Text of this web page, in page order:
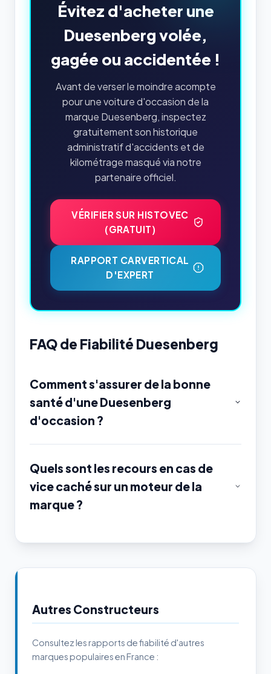
Évitez d'acheter une
Duesenberg volée,
gagée ou accidentée !
Avant de verser le moindre acompte
pour une voiture d'occasion de la
marque Duesenberg, inspectez
gratuitement son historique
administratif d'accidents et de
kilométrage masqué via notre
partenaire officiel.
VÉRIFIER SUR HISTOVEC
(GRATUIT)
RAPPORT CARVERTICAL
D'EXPERT
FAQ de Fiabilité Duesenberg
Comment s'assurer de la bonne
santé d'une Duesenberg
d'occasion ?
Quels sont les recours en cas de
vice caché sur un moteur de la
marque ?
Autres Constructeurs
Consultez les rapports de fiabilité d'autres
marques populaires en France :